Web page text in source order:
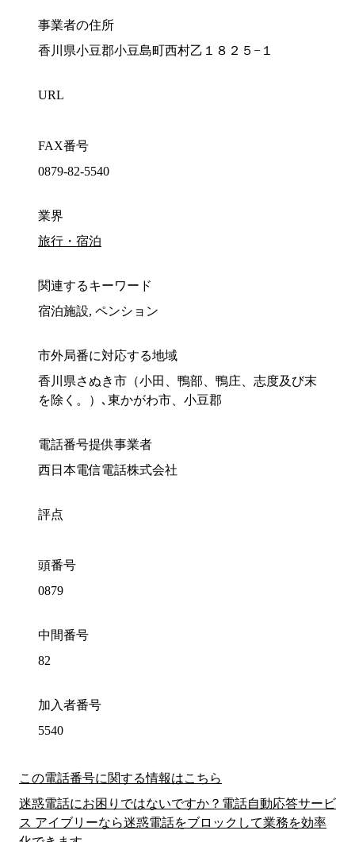
事業者の住所
香川県小豆郡小豆島町西村乙１８２５−１
URL
FAX番号
0879-82-5540
業界
旅行・宿泊
関連するキーワード
宿泊施設, ペンション
市外局番に対応する地域
香川県さぬき市（小田、鴨部、鴨庄、志度及び末
を除く。）､東かがわ市、小豆郡
電話番号提供事業者
西日本電信電話株式会社
評点
頭番号
0879
中間番号
82
加入者番号
5540
この電話番号に関する情報はこちら
迷惑電話にお困りではないですか？電話自動応答サービ
ス アイブリーなら迷惑電話をブロックして業務を効率